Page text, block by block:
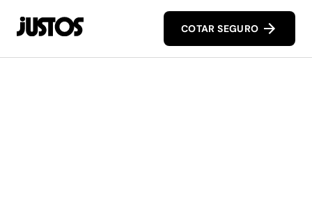
COTAR SEGURO